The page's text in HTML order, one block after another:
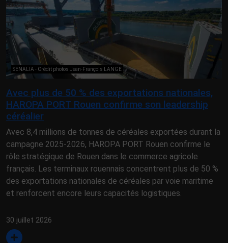
SENALIA - Crédit photos Jean-François LANGE
Avec plus de 50 % des exportations nationales,
HAROPA PORT Rouen confirme son leadership
céréalier
Avec 8,4 millions de tonnes de céréales exportées durant la
campagne 2025-2026, HAROPA PORT Rouen confirme le
rôle stratégique de Rouen dans le commerce agricole
français. Les terminaux rouennais concentrent plus de 50 %
des exportations nationales de céréales par voie maritime
et renforcent encore leurs capacités logistiques.
30 juillet 2026